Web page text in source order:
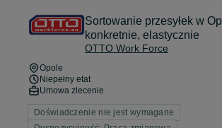
Sortowanie przesyłek w
konkretnie, elastycznie
OTTO Work Force
Opole
Niepełny etat
Umowa zlecenie
Doświadczenie nie jest wymagane